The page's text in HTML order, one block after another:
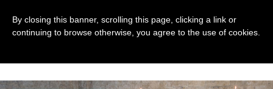
‘venerabile Don
Antonio Pennacchi’
By closing this banner, scrolling this page, clicking a link or
continuing to browse otherwise, you agree to the use of cookies.